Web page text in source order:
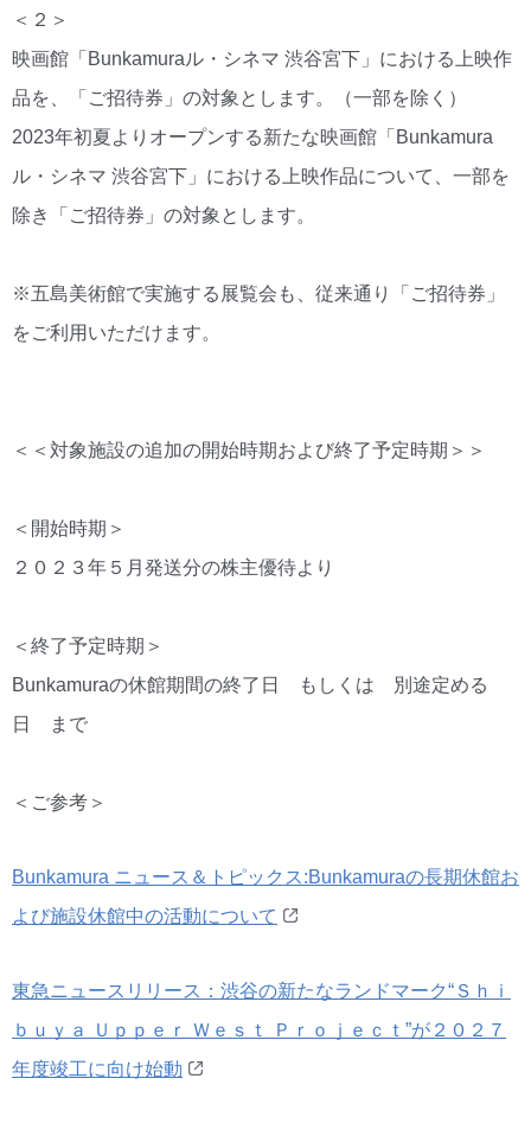
＜２＞
映画館「Bunkamuraル・シネマ 渋谷宮下」における上映作
品を、「ご招待券」の対象とします。（一部を除く）
2023年初夏よりオープンする新たな映画館「Bunkamura
ル・シネマ 渋谷宮下」における上映作品について、一部を
除き「ご招待券」の対象とします。
※五島美術館で実施する展覧会も、従来通り「ご招待券」
をご利用いただけます。
＜＜対象施設の追加の開始時期および終了予定時期＞＞
＜開始時期＞
２０２３年５月発送分の株主優待より
＜終了予定時期＞
Bunkamuraの休館期間の終了日 もしくは 別途定める
日 まで
＜ご参考＞
Bunkamura ニュース＆トピックス:Bunkamuraの長期休館お
よび施設休館中の活動について
東急ニュースリリース：渋谷の新たなランドマーク“Ｓｈｉ
ｂｕｙａ Ｕｐｐｅｒ Ｗｅｓｔ Ｐｒｏｊｅｃｔ”が２０２７
年度竣工に向け始動